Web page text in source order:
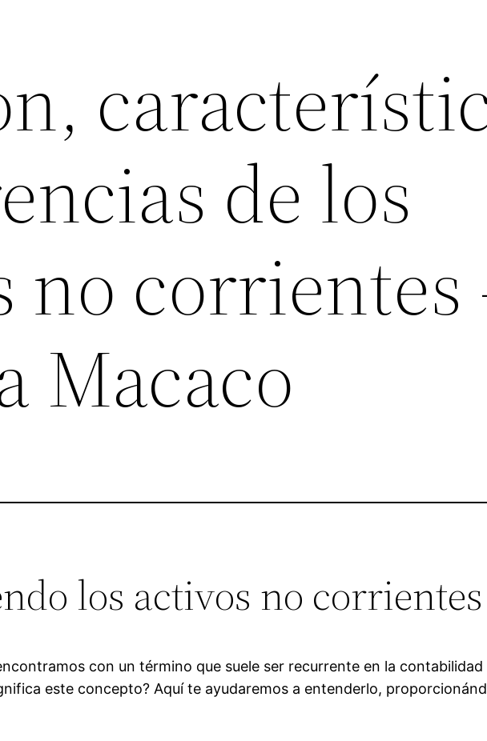
de los
no corrientes
Macaco
los activos no corrientes
con un término que suele ser recurrente en la
este concepto? Aquí te ayudaremos a entenderlo,